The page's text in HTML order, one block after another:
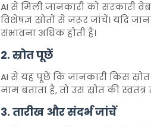
AI से मिली जानकारी को सरकारी
विशेषज्ञ स्रोतों से जरूर जांचें। यदि
संभावना अधिक होती है।
2. स्रोत पूछें
AI से यह पूछें कि जानकारी किस स्रोत
नाम बताता है, तो उस स्रोत की
3. तारीख और संदर्भ जांचें